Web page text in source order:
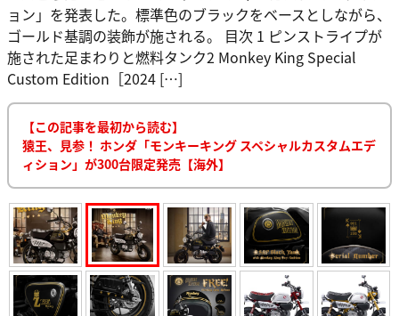
ョン」を発表した。標準色のブラックをベースとしながら、
ゴールド基調の装飾が施される。 目次 1 ピンストライプが
施された足まわりと燃料タンク2 Monkey King Special
Custom Edition［2024 […]
【この記事を最初から読む】
猿王、見参！ ホンダ「モンキーキング スペシャルカスタムエデ
ィション」が300台限定発売【海外】